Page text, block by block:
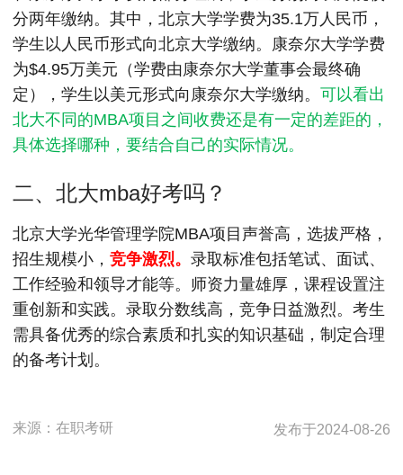
分两年缴纳。其中，北京大学学费为35.1万人民币，
学生以人民币形式向北京大学缴纳。康奈尔大学学费
为$4.95万美元（学费由康奈尔大学董事会最终确
定），学生以美元形式向康奈尔大学缴纳。可以看出
北大不同的MBA项目之间收费还是有一定的差距的，
具体选择哪种，要结合自己的实际情况。
二、北大mba好考吗？
北京大学光华管理学院MBA项目声誉高，选拔严格，
招生规模小，竞争激烈。录取标准包括笔试、面试、
工作经验和领导才能等。师资力量雄厚，课程设置注
重创新和实践。录取分数线高，竞争日益激烈。考生
需具备优秀的综合素质和扎实的知识基础，制定合理
的备考计划。
来源：在职考研 发布于2024-08-26